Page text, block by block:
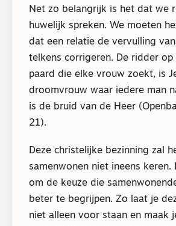
Net zo belangrijk is het dat we
huwelijk spreken. We moeten
dat een relatie de vervulling
telkens corrigeren. De ridder
paard die elke vrouw zoekt, is
droomvrouw waar iedere man
is de bruid van de Heer
21).
Deze christelijke bezinning zal
samenwonen niet ineens keren.
om de keuze die
beter te begrijpen. Zo laat je
niet alleen voor staan en maak